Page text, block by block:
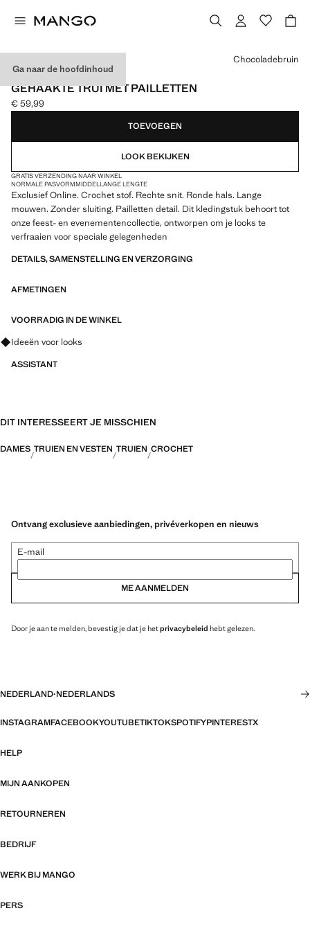
Ga naar de hoofdinhoud
EXCLUSIEF ONLINE
GEHAAKTE TRUI MET PAILLETTEN
Huidige prijs [€ 59,99 ]
€ 59,99
Kies een kleur
Chocoladebruin
TOEVOEGEN
LOOK BEKIJKEN
GRATIS VERZENDING NAAR WINKEL
NORMALE PASVORMMIDDELLANGE LENGTE
Exclusief Online. Crochet stof. Rechte snit. Ronde hals. Lange
mouwen. Zonder sluiting. Pailletten detail. Dit kledingstuk behoort tot
onze feest- en evenementencollectie, ontworpen om je looks te
verfraaien voor speciale gelegenheden
DETAILS, SAMENSTELLING EN VERZORGING
AFMETINGEN
VOORRADIG IN DE WINKEL
Vraag om outfitideeën, kledingstukken en trends
Ideeën voor looks
ASSISTANT
DIT INTERESSEERT JE MISSCHIEN
DAMES TRUIEN EN VESTEN TRUIEN CROCHET
Ontvang exclusieve aanbiedingen, privéverkopen en nieuws
E-mail
ME AANMELDEN
Door je aan te melden, bevestig je dat je hetprivacybeleid hebt gelezen.
NEDERLAND·NEDERLANDS
INSTAGRAMFACEBOOKYOUTUBETIKTOKSPOTIFYPINTERESTX
HELP
MIJN AANKOPEN
RETOURNEREN
BEDRIJF
WERK BIJ MANGO
PERS